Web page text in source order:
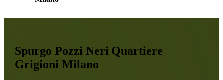
Spurgo Pozzi Neri Quartiere
Grigioni Milano